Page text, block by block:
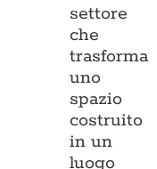
settore
che
trasforma
uno
spazio
costruito
in un
luogo